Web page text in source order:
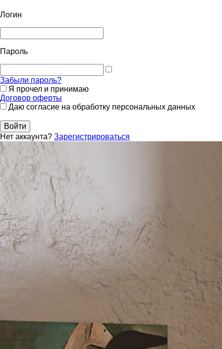
Логин
Пароль
Забыли пароль?
Я прочел и принимаю
Договор оферты
Даю согласие на обработку персональных данных
Войти
Нет аккаунта? Зарегистрироваться